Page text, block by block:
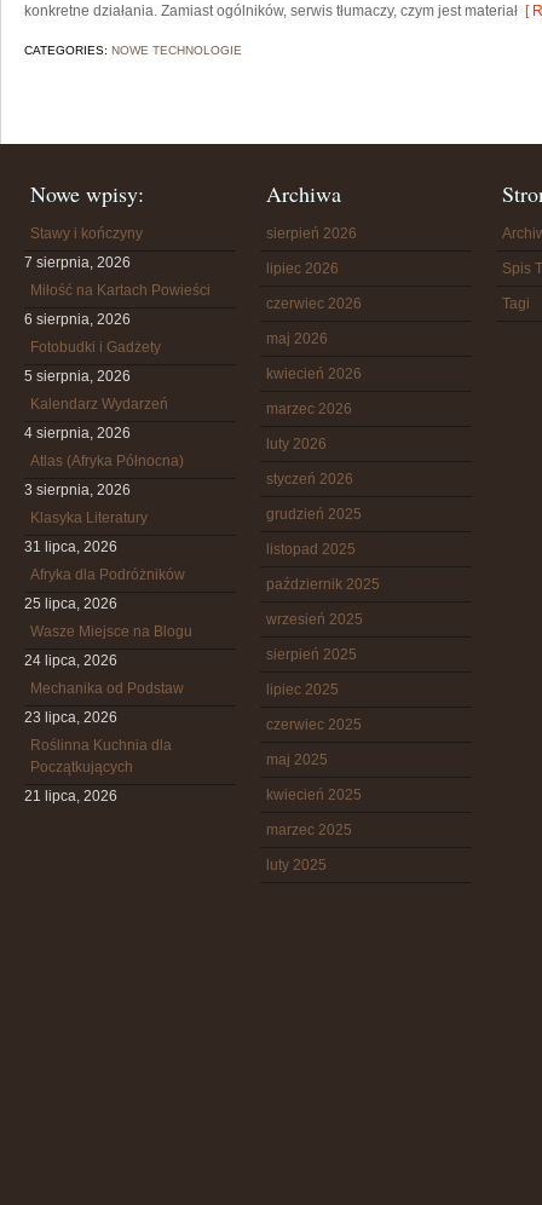
konkretne działania. Zamiast ogólników, serwis tłumaczy, czym jest materiał [
CATEGORIES: NOWE TECHNOLOGIE
Nowe wpisy:
Stawy i kończyny
7 sierpnia, 2026
Miłość na Kartach Powieści
6 sierpnia, 2026
Fotobudki i Gadżety
5 sierpnia, 2026
Kalendarz Wydarzeń
4 sierpnia, 2026
Atlas (Afryka Północna)
3 sierpnia, 2026
Klasyka Literatury
31 lipca, 2026
Afryka dla Podróżników
25 lipca, 2026
Wasze Miejsce na Blogu
24 lipca, 2026
Mechanika od Podstaw
23 lipca, 2026
Roślinna Kuchnia dla
Początkujących
21 lipca, 2026
Archiwa
sierpień 2026
lipiec 2026
czerwiec 2026
maj 2026
kwiecień 2026
marzec 2026
luty 2026
styczeń 2026
grudzień 2025
listopad 2025
październik 2025
wrzesień 2025
sierpień 2025
lipiec 2025
czerwiec 2025
maj 2025
kwiecień 2025
marzec 2025
luty 2025
Spis
Tagi